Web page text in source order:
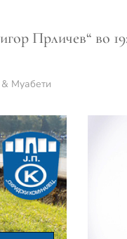
Прличев“ во
Муабети